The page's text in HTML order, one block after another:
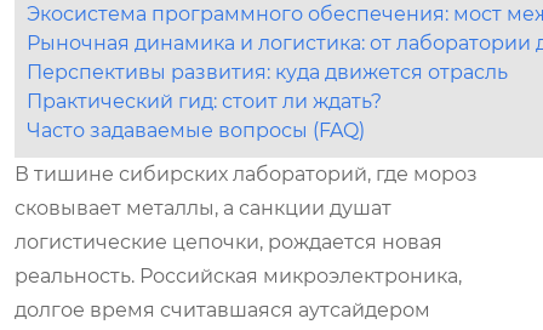
Экосистема программного обеспечения: мост
Рыночная динамика и логистика: от лаборатории
Перспективы развития: куда движется отрасль
Практический гид: стоит ли ждать?
Часто задаваемые вопросы (FAQ)
В тишине сибирских лабораторий, где мороз
сковывает металлы, а санкции душат
логистические цепочки, рождается новая
реальность. Российская микроэлектроника,
долгое время считавшаяся аутсайдером